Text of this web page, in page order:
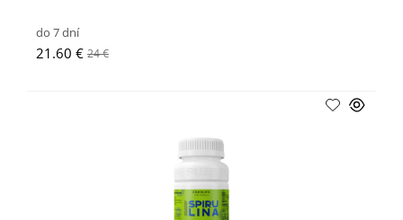
do 7 dní
21.60 € 24 €